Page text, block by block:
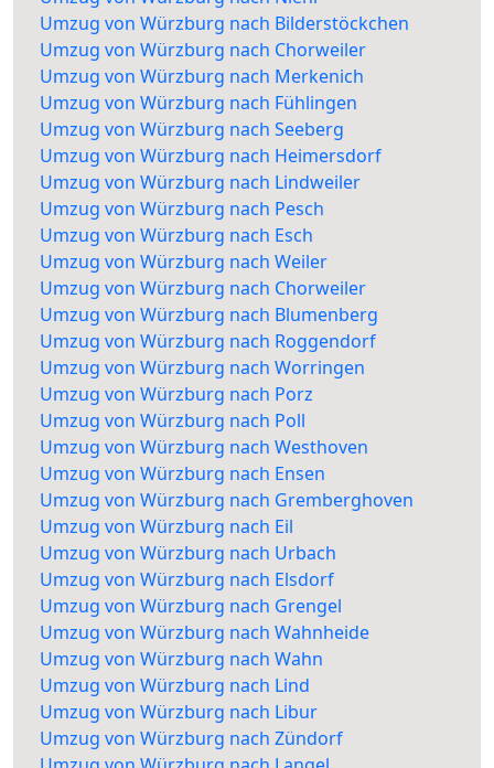
Umzug von Würzburg nach Bilderstöckchen
Umzug von Würzburg nach Chorweiler
Umzug von Würzburg nach Merkenich
Umzug von Würzburg nach Fühlingen
Umzug von Würzburg nach Seeberg
Umzug von Würzburg nach Heimersdorf
Umzug von Würzburg nach Lindweiler
Umzug von Würzburg nach Pesch
Umzug von Würzburg nach Esch
Umzug von Würzburg nach Weiler
Umzug von Würzburg nach Chorweiler
Umzug von Würzburg nach Blumenberg
Umzug von Würzburg nach Roggendorf
Umzug von Würzburg nach Worringen
Umzug von Würzburg nach Porz
Umzug von Würzburg nach Poll
Umzug von Würzburg nach Westhoven
Umzug von Würzburg nach Ensen
Umzug von Würzburg nach Gremberghoven
Umzug von Würzburg nach Eil
Umzug von Würzburg nach Urbach
Umzug von Würzburg nach Elsdorf
Umzug von Würzburg nach Grengel
Umzug von Würzburg nach Wahnheide
Umzug von Würzburg nach Wahn
Umzug von Würzburg nach Lind
Umzug von Würzburg nach Libur
Umzug von Würzburg nach Zündorf